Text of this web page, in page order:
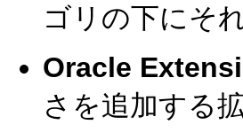
ゴリの下にそ
Oracle
さを追加する